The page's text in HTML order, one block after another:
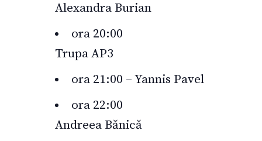
Alexandra Burian
ora 20:00
Trupa AP3
ora 21:00 – Yannis Pavel
ora 22:00
Andreea Bănică